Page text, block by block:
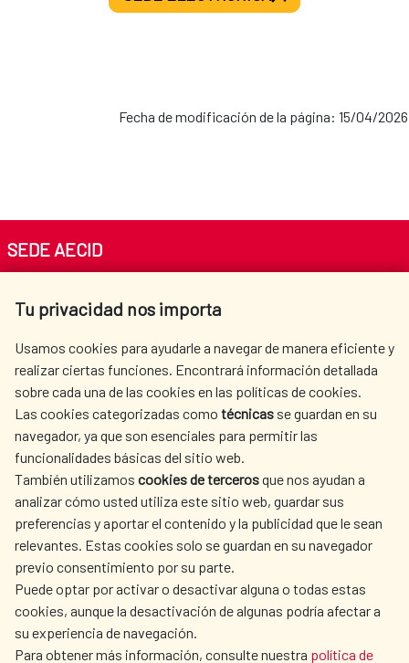
Fecha de modificación de la página: 15/04/2026
Tu privacidad nos importa
Usamos cookies para ayudarle a navegar de manera eficiente y
realizar ciertas funciones. Encontrará información detallada
sobre cada una de las cookies en las políticas de cookies.
Las cookies categorizadas como técnicas se guardan en su
navegador, ya que son esenciales para permitir las
funcionalidades básicas del sitio web.
También utilizamos cookies de tercerosque nos ayudan a
analizar cómo usted utiliza este sitio web, guardar sus
preferencias y aportar el contenido y la publicidad que le sean
relevantes. Estas cookies solo se guardan en su navegador
previo consentimiento por su parte.
Puede optar por activar o desactivar alguna o todas estas
cookies, aunque la desactivación de algunas podría afectar a
su experiencia de navegación.
Para obtener más información, consulte nuestra política de
SEDE AECID
Tel. +34 900 20 30 54​​​​​​​
AECID
WHERE DO WE COOPERATE?
SPANISH HUMANITARIAN
ACTION
PRESS ROOM
CULTURE AND SCIENCE LIBRARY
OUR SOCIAL MEDIA